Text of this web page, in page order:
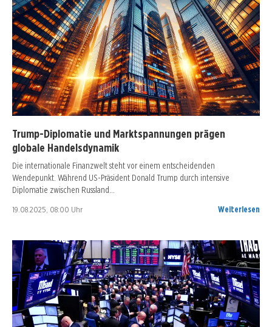
Trump-Diplomatie und Marktspannungen prägen
globale Handelsdynamik
Die internationale Finanzwelt steht vor einem entscheidenden
Wendepunkt. Während US-Präsident Donald Trump durch intensive
Diplomatie zwischen Russland…
19.08.2025, 08:00 Uhr Weiterlesen